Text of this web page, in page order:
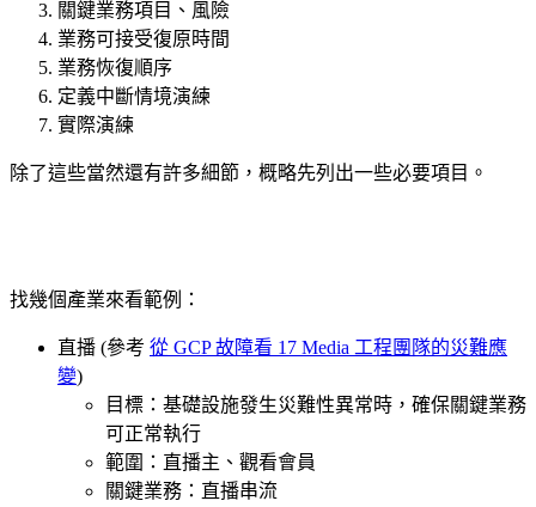
關鍵業務項目、風險
業務可接受復原時間
業務恢復順序
定義中斷情境演練
實際演練
除了這些當然還有許多細節，概略先列出一些必要項目。
找幾個產業來看範例：
直播 (參考 從 GCP 故障看 17 Media 工程團隊的災難應
變)
目標：基礎設施發生災難性異常時，確保關鍵業務
可正常執行
範圍：直播主、觀看會員
關鍵業務：直播串流